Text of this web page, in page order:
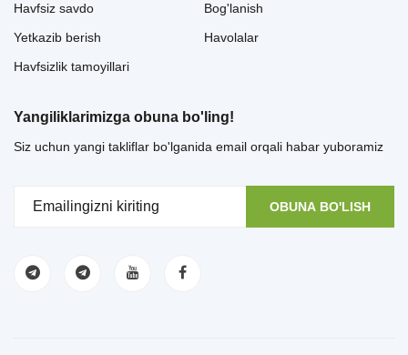
Havfsiz savdo
Yetkazib berish
Havfsizlik tamoyillari
Bog'lanish
Havolalar
Yangiliklarimizga obuna bo'ling!
Siz uchun yangi takliflar bo'lganida email orqali habar yuboramiz
OBUNA BO'LISH